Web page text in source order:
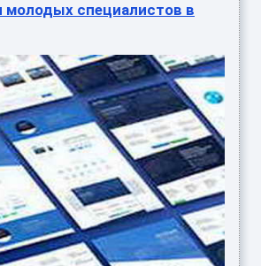
молодых специалистов в